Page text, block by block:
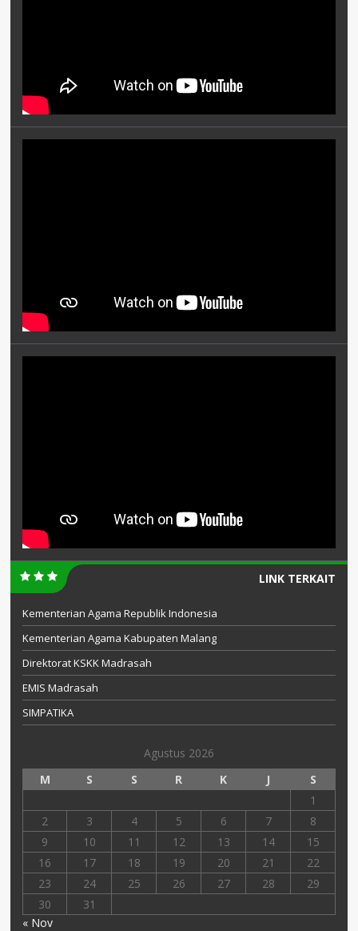
LINK TERKAIT
Kementerian Agama Republik Indonesia
Kementerian Agama Kabupaten Malang
Direktorat KSKK Madrasah
EMIS Madrasah
SIMPATIKA
Agustus 2026
M
S S R K J
S
1
2
3 4 5 6 7
8
9
10 11 12 13 14
15
16
17 18 19 20 21
22
23
24 25 26 27 28
29
30
31
« Nov